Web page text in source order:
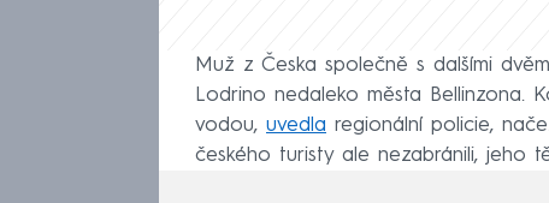
Muž z Česka společně s dalšími
Lodrino nedaleko města Bellinzona.
vodou, uvedla regionální policie,
českého turisty ale nezabránili, jeho